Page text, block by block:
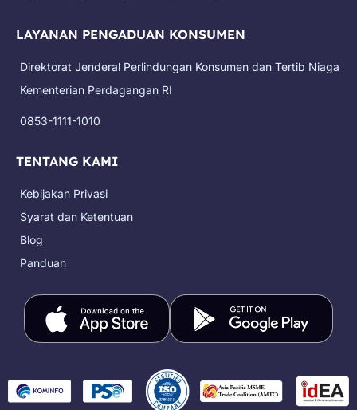
b
o
k
a
r
a
o
u
e
i
t
LAYANAN PENGADUAN KONSUMEN
Direktorat Jenderal Perlindungan Konsumen dan Tertib Niaga
Kementerian Perdagangan RI
0853-1111-1010
TENTANG KAMI
Kebijakan Privasi
Syarat dan Ketentuan
Blog
Panduan